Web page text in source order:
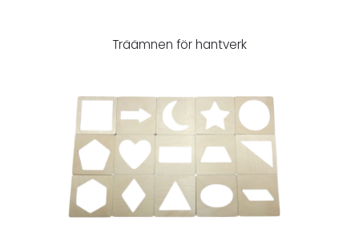
Träämnen för hantverk